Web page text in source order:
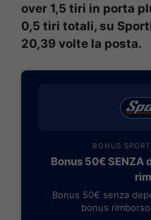
over 1,5 tiri in porta
0,5 tiri totali, su
20,39 volte la posta.
BONUS
Bonus 50€ SENZA
Bonus 50€ senza
bonus